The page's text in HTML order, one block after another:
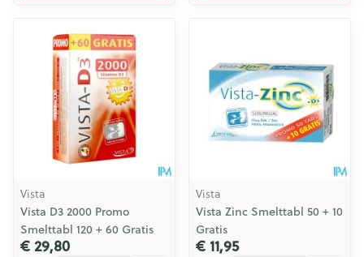
Vista
Vista D3 2000 Promo
Smelttabl 120 + 60 Gratis
€ 29,80
Vista
Vista Zinc Smelttabl 50 + 10
Gratis
€ 11,95